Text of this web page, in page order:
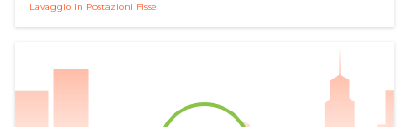
Lavaggio in Postazioni Fisse